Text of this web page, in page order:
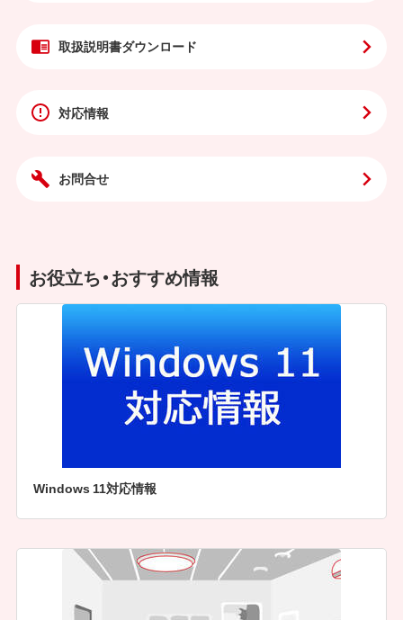
取扱説明書ダウンロード
対応情報
お問合せ
お役立ち・おすすめ情報
Windows 11対応情報